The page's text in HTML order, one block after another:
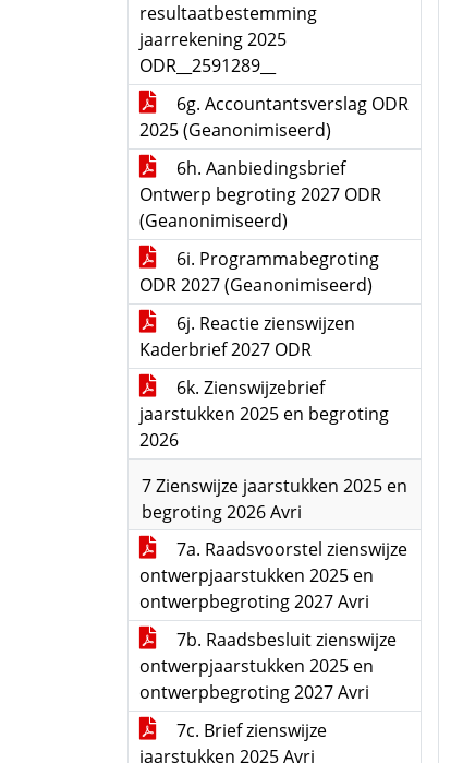
resultaatbestemming
jaarrekening 2025
ODR__2591289__
6g. Accountantsverslag ODR
2025 (Geanonimiseerd)
6h. Aanbiedingsbrief
Ontwerp begroting 2027 ODR
(Geanonimiseerd)
6i. Programmabegroting
ODR 2027 (Geanonimiseerd)
6j. Reactie zienswijzen
Kaderbrief 2027 ODR
6k. Zienswijzebrief
jaarstukken 2025 en begroting
2026
7 Zienswijze jaarstukken 2025 en
begroting 2026 Avri
7a. Raadsvoorstel zienswijze
ontwerpjaarstukken 2025 en
ontwerpbegroting 2027 Avri
7b. Raadsbesluit zienswijze
ontwerpjaarstukken 2025 en
ontwerpbegroting 2027 Avri
7c. Brief zienswijze
jaarstukken 2025 Avri